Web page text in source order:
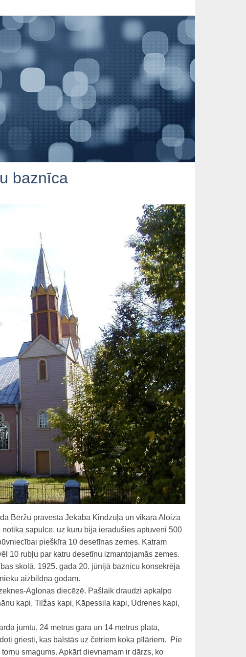
baznīca
Bēržu prāvesta Jēkaba Kindzuļa un vikāra Aloiza
sapulce, uz kuru bija ieradušies aptuveni 500
piešķīra 10 desetīnas zemes. Katram
10 rubļu par katru desetīnu izmantojamās zemes.
skolā. 1925. gada 20. jūnijā baznīcu konsekrēja
aizbildņa godam.
Aglonas diecēzē. Pašlaik draudzi apkalpo
kapi, Tilžas kapi, Kāpessila kapi, Ūdrenes kapi,
jumtu, 24 metrus gara un 14 metrus plata,
griesti, kas balstās uz četriem koka pīlāriem. Pie
smagums. Apkārt dievnamam ir dārzs, ko